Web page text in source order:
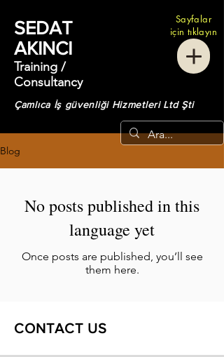
SEDAT
AKINCI
Training /
Consultancy
Sayfalar
için tıklayın
Çamlıca İş güvenliği Hizmetleri Ltd Şti
Blog
No posts published in this
language yet
Once posts are published, you’ll see
them here.
CONTACT US